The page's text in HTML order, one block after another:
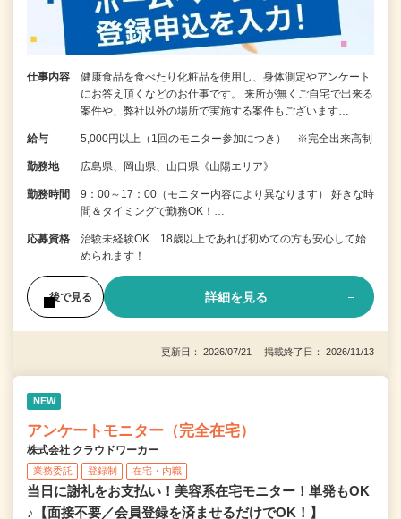
仕事内容
健康食品を食べたり化粧品を使用し、身体測定やアンケート
にお答え頂くなどのお仕事です。 来所が無くご自宅で出来る
案件や、弊社以外の場所で実施する案件もございます…
給与 5,000円以上（1回のモニター参加につき） ※完全出来高制
勤務地 広島県、岡山県、山口県《山陽エリア》
勤務時間
9：00～17：00（モニター内容により異なります） 好きな時
間＆タイミングで勤務OK！…
応募資格
治験未経験OK 18歳以上であれば初めての方も安心して始
められます！
後で見る 詳細を見る
更新日： 2026/07/21 掲載終了日： 2026/11/13
NEW
アンケートモニター（完全在宅）
株式会社 クラウドワーカー
業務委託 登録制 在宅・内職
当日に謝礼をお支払い！美容系在宅モニター！単発もOK
♪【面接不要／会員登録を済ませるだけでOK！】